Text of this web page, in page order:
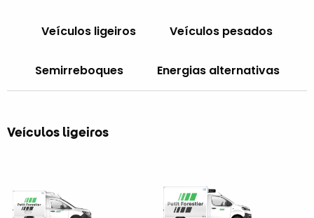
Veículos ligeiros Veículos pesados
Semirreboques Energias alternativas
Veículos ligeiros